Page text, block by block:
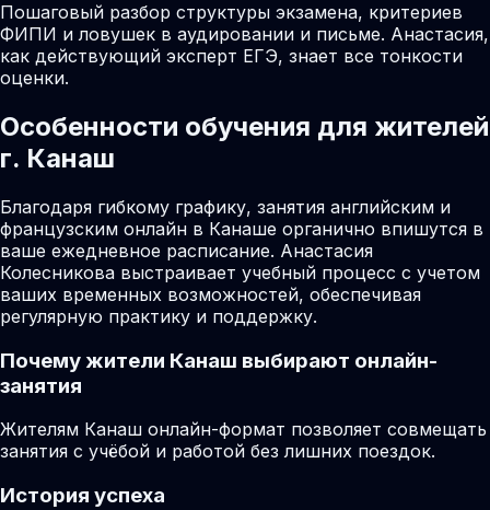
Пошаговый разбор структуры экзамена, критериев
ФИПИ и ловушек в аудировании и письме. Анастасия,
как действующий эксперт ЕГЭ, знает все тонкости
оценки.
Особенности обучения для жителей
г. Канаш
Благодаря гибкому графику, занятия английским и
французским онлайн в Канаше органично впишутся в
ваше ежедневное расписание. Анастасия
Колесникова выстраивает учебный процесс с учетом
ваших временных возможностей, обеспечивая
регулярную практику и поддержку.
Почему жители Канаш выбирают онлайн-
занятия
Жителям Канаш онлайн-формат позволяет совмещать
занятия с учёбой и работой без лишних поездок.
История успеха